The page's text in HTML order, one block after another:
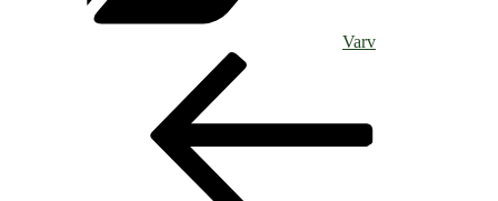
Varv
Inläggsnavigering